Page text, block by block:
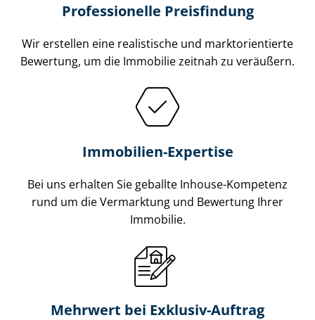
Professionelle Preisfindung
Wir erstellen eine realistische und markt­ori­en­tier­te
Bewertung, um die Immobilie zeitnah zu veräußern.
Immobilien-Expertise
Bei uns erhalten Sie geballte Inhouse-Kompetenz
rund um die Vermarktung und Bewertung Ihrer
Immobilie.
Mehrwert bei Exklusiv-Auftrag